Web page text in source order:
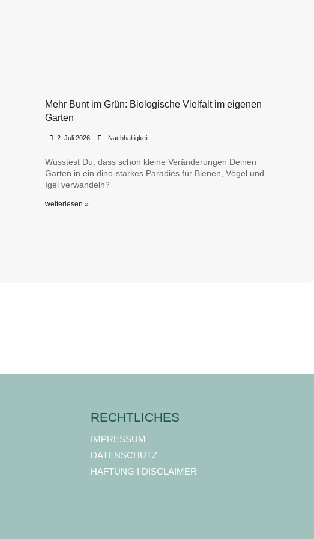
Mehr Bunt im Grün: Biologische Vielfalt im eigenen
Garten
2. Juli 2026 Nachhaltigkeit
Wusstest Du, dass schon kleine Veränderungen Deinen
Garten in ein dino-starkes Paradies für Bienen, Vögel und
Igel verwandeln?
weiterlesen »
RECHTLICHES
IMPRESSUM
DATENSCHUTZ
HAFTUNG I DISCLAIMER